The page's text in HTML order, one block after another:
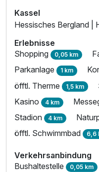
Kassel
Hessisches Bergland |
Erlebnisse
Shopping 0,05 km
Parkanlage 1 km
öfftl. Therme 1,5 km
Kasino 4 km
Stadion 4 km
öfftl. Schwimmbad 6,6
Verkehrsanbindung
Bushaltestelle 0,05 km